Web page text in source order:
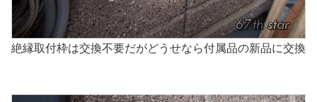
絶縁取付枠は交換不要だがどうせなら付属品の新品に交換